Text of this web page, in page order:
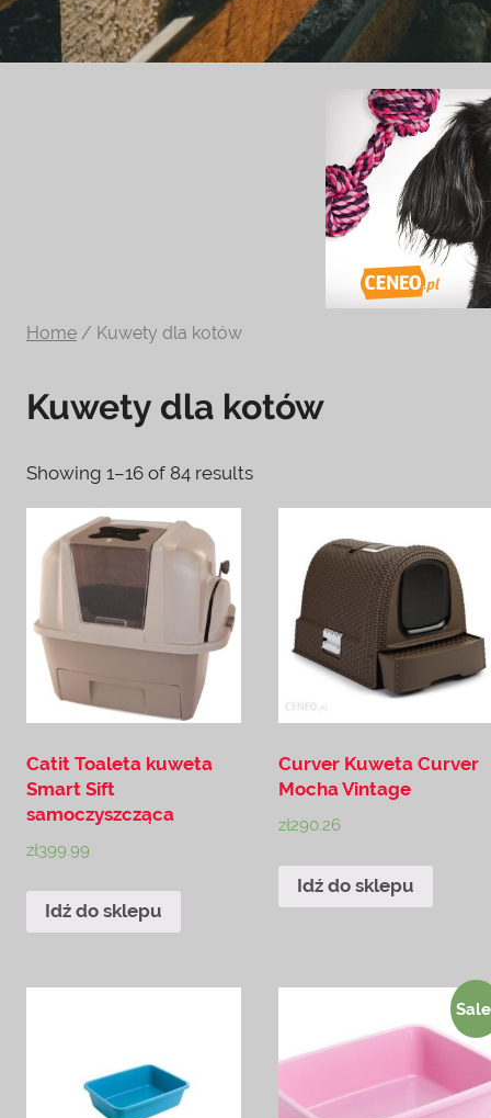
Zoologiczny
ciekawe
informacje
na
Home / Kuwety dla kotów
Kuwety dla kotów
Showing 1–16 of 84 results
Catit Toaleta kuweta
Smart Sift
samoczyszcząca
zł399.99
Idź do sklepu
Curver Kuweta Curver
Mocha Vintage
zł290.26
Idź do sklepu